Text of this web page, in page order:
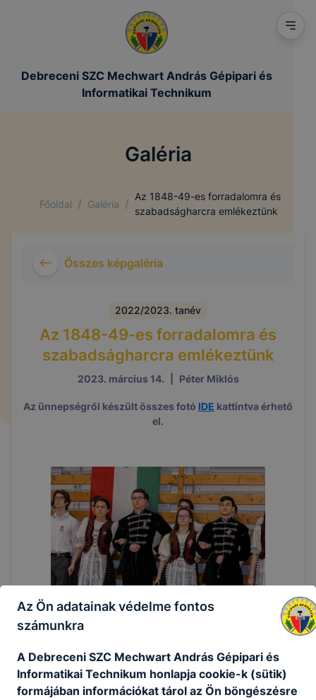
Debreceni SZC Mechwart András Gépipari és
Informatikai Technikum
Galéria
Főoldal / Galéria /
Az 1848-49-es forradalomra és
szabadságharcra emlékeztünk
Összes képgaléria
2022/2023. tanév
Az 1848-49-es forradalomra és
szabadságharcra emlékeztünk
2023. március 14. Péter Miklós
Az ünnepségről készült összes fotó IDE kattintva érhető
el.
Az Ön adatainak védelme fontos
számunkra
A Debreceni SZC Mechwart András Gépipari és
Informatikai Technikum honlapja cookie-k (sütik)
formájában információkat tárol az Ön böngészésre